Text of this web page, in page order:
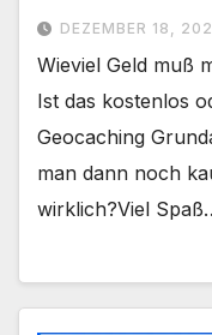
DEZEMBER 18,
Wieviel Geld muß
Ist das kostenlos
Geocaching
man dann noch
wirklich?Viel